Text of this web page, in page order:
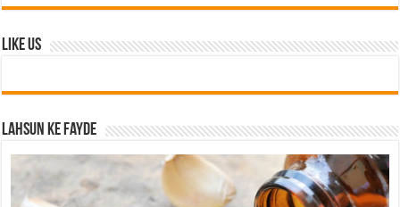
Like Us
Lahsun ke fayde